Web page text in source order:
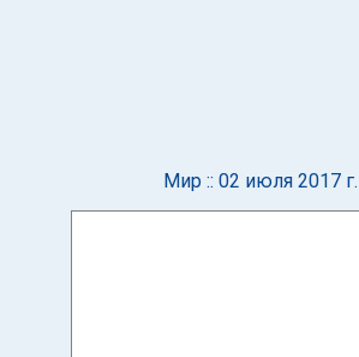
Мир :: 02 июля 2017 г.